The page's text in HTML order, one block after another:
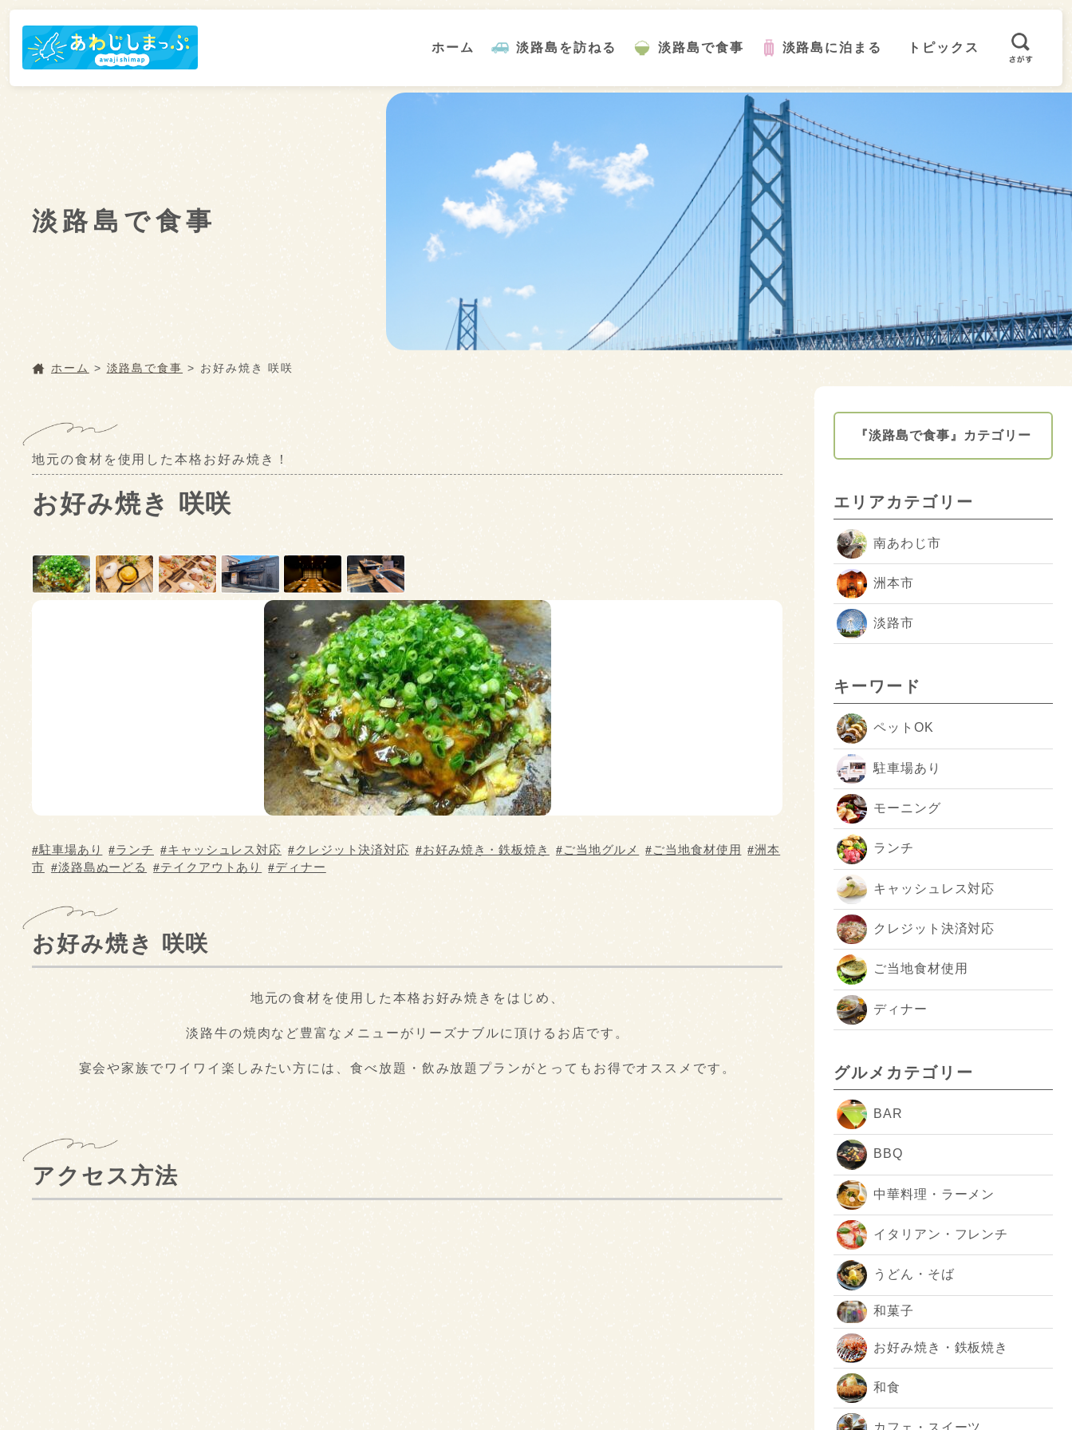
ホーム 淡路島を訪ねる 淡路島で食事 淡路島に泊まる トピックス
淡路島で食事
ホーム > 淡路島で食事 > お好み焼き 咲咲
地元の食材を使用した本格お好み焼き！
お好み焼き 咲咲
駐車場あり ランチ キャッシュレス対応 クレジット決済対応 お好み焼き・鉄板焼き ご当地グルメ ご当地食材使用
洲本
市
淡路島ぬーどる テイクアウトあり ディナー
お好み焼き 咲咲
地元の食材を使用した本格お好み焼きをはじめ、
淡路牛の焼肉など豊富なメニューがリーズナブルに頂けるお店です。
宴会や家族でワイワイ楽しみたい方には、食べ放題・飲み放題プランがとってもお得でオススメです。
アクセス方法
『淡路島で食事』カテゴリー
エリアカテゴリー
南あわじ市
洲本市
淡路市
キーワード
ペットOK
駐車場あり
モーニング
ランチ
キャッシュレス対応
クレジット決済対応
ご当地食材使用
ディナー
グルメカテゴリー
BAR
BBQ
中華料理・ラーメン
イタリアン・フレンチ
うどん・そば
和菓子
お好み焼き・鉄板焼き
和食
カフェ・スイーツ